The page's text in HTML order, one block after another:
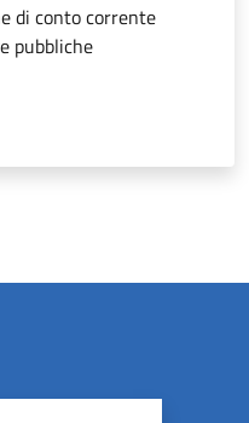
di conto corrente
pubbliche